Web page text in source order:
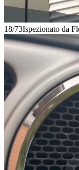
18/73Ispezionato da